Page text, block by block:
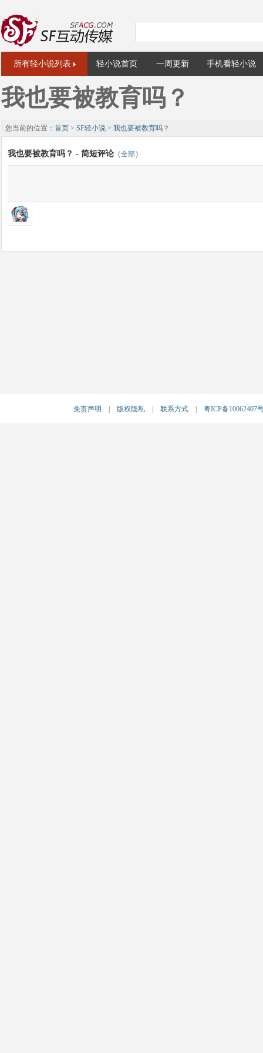
所有轻小说列表 轻小说首页 一周更新 手机看轻小说
我也要被教育吗？
您当前的位置： 首页 > SF轻小说 > 我也要被教育吗？
我也要被教育吗？ - 简短评论 （全部）
免责声明 版权隐私 联系方式 粤ICP备10062407